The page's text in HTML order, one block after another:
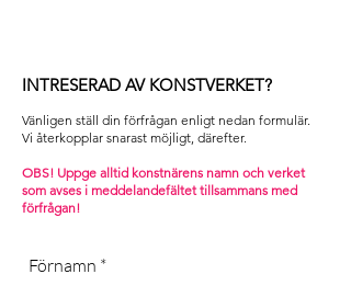
INTRESERAD AV KONSTVERKET?
Vänligen ställ din förfrågan enligt nedan formulär.
Vi återkopplar snarast möjligt, därefter. ​
OBS! Uppge alltid konstnärens namn och verket
som avses i meddelandefältet tillsammans med
förfrågan!
Förnamn